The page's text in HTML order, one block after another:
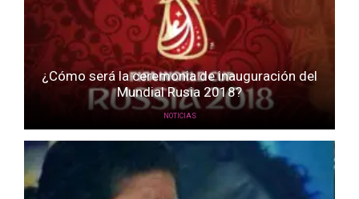
¿Cómo será la ceremonia de inauguración del
Mundial Rusia 2018?
NOTICIAS